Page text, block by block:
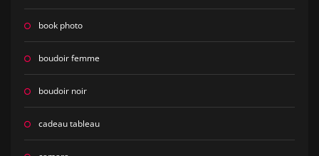
book photo
boudoir femme
boudoir noir
cadeau tableau